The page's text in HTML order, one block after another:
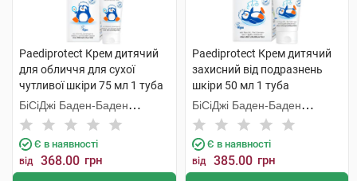
Paediprotect Крем дитячий
для обличчя для сухої
чутливої шкіри 75 мл 1 туба
БіСіДжі Баден-Баден
Косметікс Груп Гмбх
Є в наявності
від 368.00 грн
Paediprotect Крем дитячий
захисний від подразнень
шкіри 50 мл 1 туба
БіСіДжі Баден-Баден
Косметікс Груп Гмбх
Є в наявності
від 385.00 грн